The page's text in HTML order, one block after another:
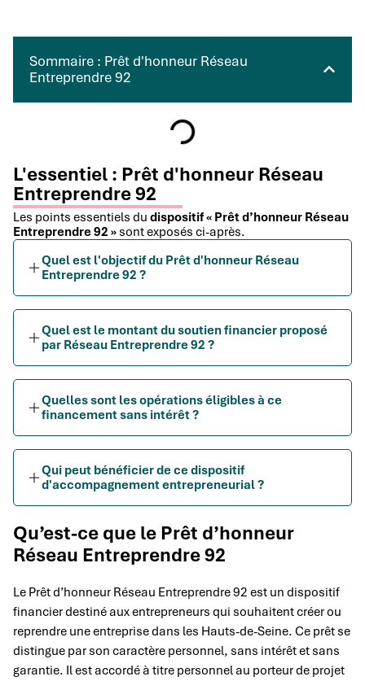
Sommaire : Prêt d'honneur Réseau
Entreprendre 92
L'essentiel : Prêt d'honneur Réseau
Entreprendre 92
Les points essentiels du dispositif « Prêt d’honneur Réseau
Entreprendre 92 » sont exposés ci-après.
Quel est l'objectif du Prêt d'honneur Réseau
Entreprendre 92 ?
Quel est le montant du soutien financier proposé
par Réseau Entreprendre 92 ?
Quelles sont les opérations éligibles à ce
financement sans intérêt ?
Qui peut bénéficier de ce dispositif
d'accompagnement entrepreneurial ?
Qu’est-ce que le Prêt d’honneur
Réseau Entreprendre 92
Le Prêt d’honneur Réseau Entreprendre 92 est un dispositif
financier destiné aux entrepreneurs qui souhaitent créer ou
reprendre une entreprise dans les Hauts-de-Seine. Ce prêt se
distingue par son caractère personnel, sans intérêt et sans
garantie. Il est accordé à titre personnel au porteur de projet